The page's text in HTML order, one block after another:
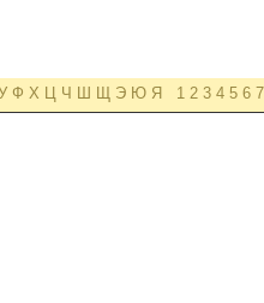
Ф Х Ц Ч Ш Щ Э Ю Я 1 2 3 4 5 6 7